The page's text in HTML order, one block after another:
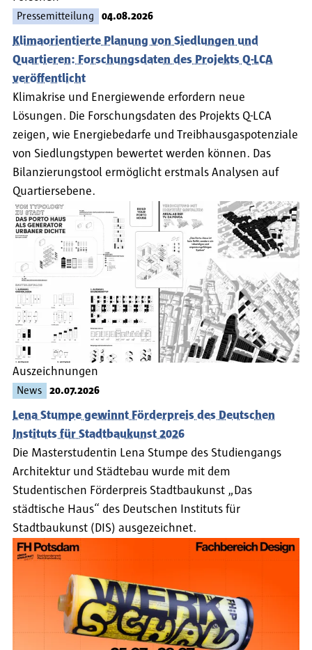
Pressemitteilung 04.08.2026
Klimaorientierte Planung von Siedlungen und
Quartieren: Forschungsdaten des Projekts Q-LCA
veröffentlicht
Klimakrise und Energiewende erfordern neue
Lösungen. Die Forschungsdaten des Projekts Q-LCA
zeigen, wie Energiebedarfe und Treibhausgaspotenziale
von Siedlungstypen bewertet werden können. Das
Bilanzierungstool ermöglicht erstmals Analysen auf
Quartiersebene.
Auszeichnungen
News 20.07.2026
Lena Stumpe gewinnt Förderpreis des Deutschen
Instituts für Stadtbaukunst 2026
Die Masterstudentin Lena Stumpe des Studiengangs
Architektur und Städtebau wurde mit dem
Studentischen Förderpreis Stadtbaukunst „Das
städtische Haus“ des Deutschen Instituts für
Stadtbaukunst (DIS) ausgezeichnet.